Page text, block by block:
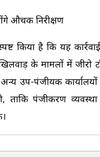
औचक निरीक्षण
किया है कि यह
के मामलों में जीरो
उप-पंजीयक
ताकि पंजीकरण व्यवस्था